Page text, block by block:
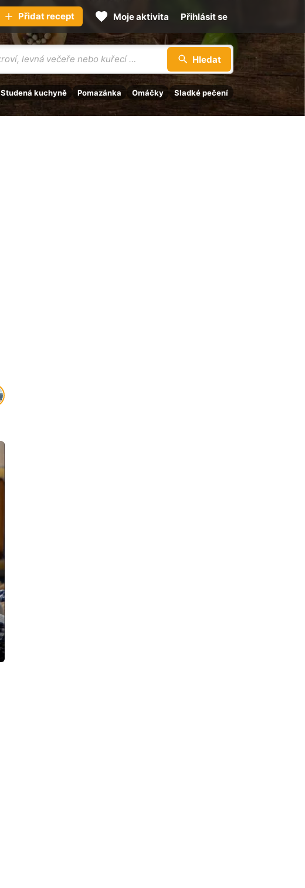
Hledat
Studená kuchyně Pomazánka Omáčky Sladké pečení
Přidat recept Moje aktivita Přihlásit se